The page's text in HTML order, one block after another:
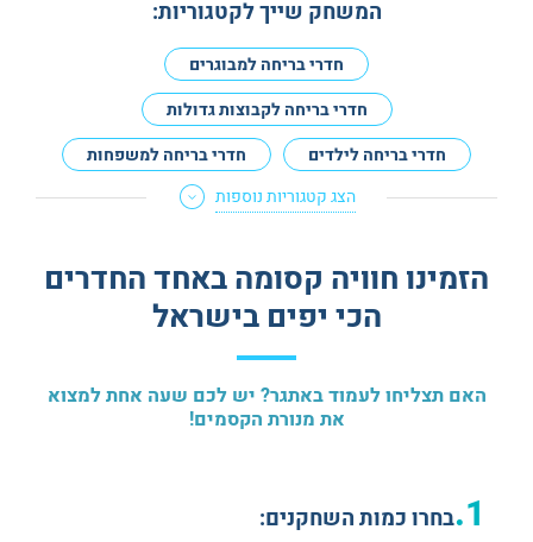
המשחק שייך לקטגוריות:
חדרי בריחה למבוגרים
חדרי בריחה לקבוצות גדולות
חדרי בריחה לילדים
חדרי בריחה למשפחות
חדרים עם גרסה למתחילים
חדרי בריחה לדייט
חדרי בריחה לזוגות
הצג קטגוריות נוספות
הזמינו חוויה קסומה באחד החדרים
הכי יפים בישראל
האם תצליחו לעמוד באתגר? יש לכם שעה אחת למצוא
את מנורת הקסמים!
1. בחרו כמות השחקנים: